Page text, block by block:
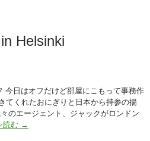
Helsinki
今日はオフだけど部屋にこもって事務作
てくれたおにぎりと日本から持参の揚
のエージェント、ジャックがロンドン
読む
April
→